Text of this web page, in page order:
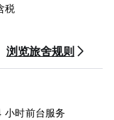
住，我们将向您收取
授权。
税
浏览旅舍规则
小时前台服务